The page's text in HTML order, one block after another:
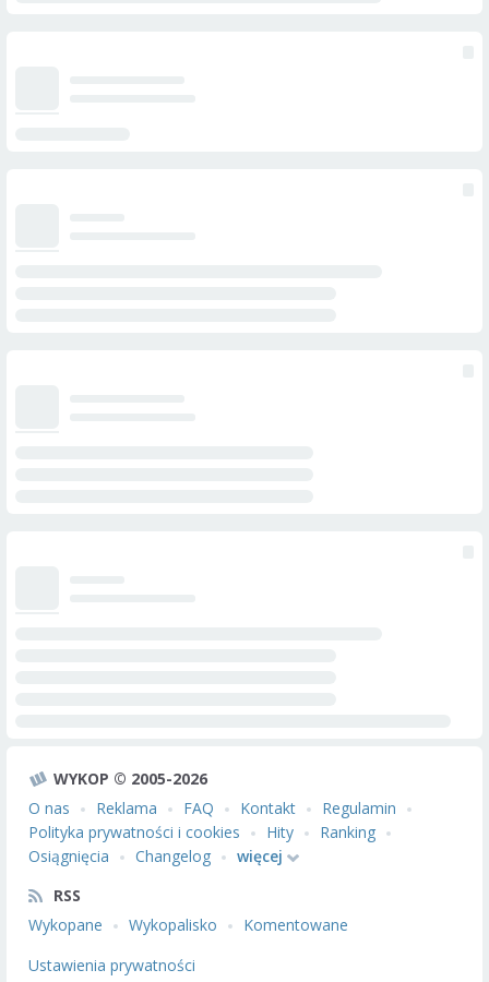
WYKOP © 2005-2026
O nas
Reklama FAQ Kontakt
Regulamin
Polityka prywatności i cookies
Hity
Ranking
Osiągnięcia
Changelog
więcej
RSS
Wykopane
Wykopalisko
Komentowane
Ustawienia prywatności